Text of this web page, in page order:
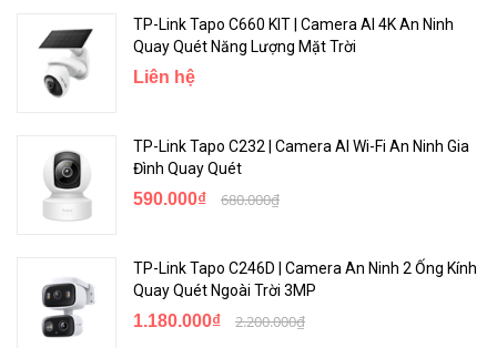
TP-Link Tapo C660 KIT | Camera AI 4K An Ninh
Quay Quét Năng Lượng Mặt Trời
Liên hệ
TP-Link Tapo C232 | Camera AI Wi-Fi An Ninh Gia
Đình Quay Quét
590.000₫ 680.000₫
TP-Link Tapo C246D | Camera An Ninh 2 Ống Kính
Quay Quét Ngoài Trời 3MP
1.180.000₫ 2.200.000₫